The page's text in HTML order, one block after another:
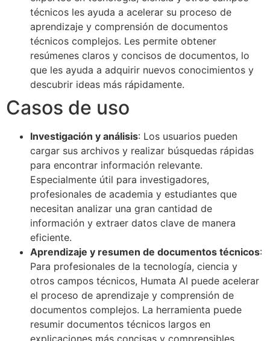
técnicos les ayuda a acelerar su proceso de
aprendizaje y comprensión de documentos
técnicos complejos. Les permite obtener
resúmenes claros y concisos de documentos, lo
que les ayuda a adquirir nuevos conocimientos y
descubrir ideas más rápidamente.
Casos de uso
Investigación y análisis: Los usuarios pueden
cargar sus archivos y realizar búsquedas rápidas
para encontrar información relevante.
Especialmente útil para investigadores,
profesionales de academia y estudiantes que
necesitan analizar una gran cantidad de
información y extraer datos clave de manera
eficiente.
Aprendizaje y resumen de documentos técnicos:
Para profesionales de la tecnología, ciencia y
otros campos técnicos, Humata AI puede acelerar
el proceso de aprendizaje y comprensión de
documentos complejos. La herramienta puede
resumir documentos técnicos largos en